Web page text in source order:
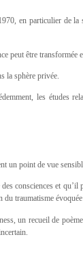
en particulier de la
peut être transformée
la sphère privée.
les études
un point de vue
consciences et
traumatisme
un recueil de